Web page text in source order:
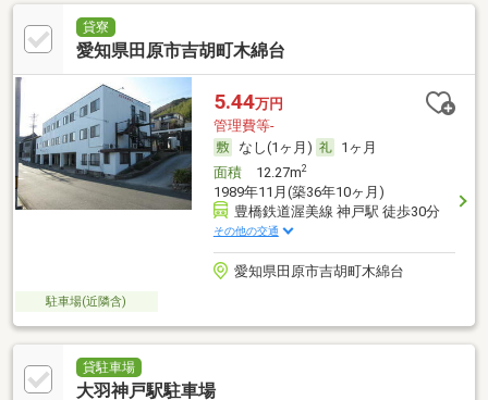
貸寮
愛知県田原市吉胡町木綿台
5.44万円
管理費等-
なし(1ヶ月)
1ヶ月
面積12.27m2
1989年11月(築36年10ヶ月)
豊橋鉄道渥美線 神戸駅 徒歩30分
その他の交通
愛知県田原市吉胡町木綿台
駐車場(近隣含)
貸駐車場
大羽神戸駅駐車場